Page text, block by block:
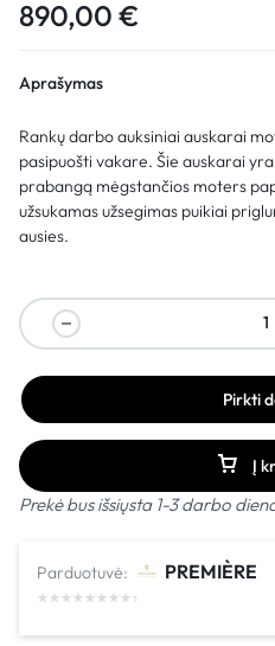
890,00 €
Aprašymas
Rankų darbo auksiniai auskarai
pasipuošti vakare. Šie auskarai
prabangą mėgstančios moters
užsukamas užsegimas puikiai
ausies.
Į
Pirkti
Prekė bus išsiųsta 1-3 darbo
Parduotuvė: PREMIÈRE